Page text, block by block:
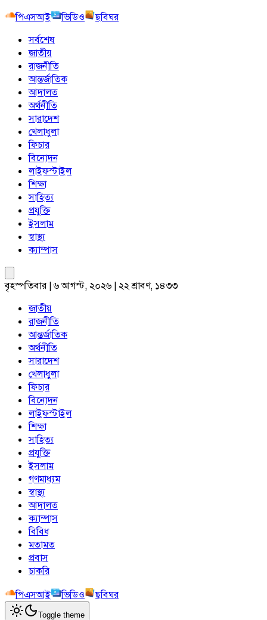
পিএসআই
ভিডিও
ছবিঘর
সর্বশেষ
জাতীয়
রাজনীতি
আন্তর্জাতিক
আদালত
অর্থনীতি
সারাদেশ
খেলাধুলা
ফিচার
বিনোদন
লাইফস্টাইল
শিক্ষা
সাহিত্য
প্রযুক্তি
ইসলাম
স্বাস্থ্য
ক্যাম্পাস
বৃহস্পতিবার | ৬ আগস্ট, ২০২৬ | ২২ শ্রাবণ, ১৪৩৩
জাতীয়
রাজনীতি
আন্তর্জাতিক
অর্থনীতি
সারাদেশ
খেলাধুলা
ফিচার
বিনোদন
লাইফস্টাইল
শিক্ষা
সাহিত্য
প্রযুক্তি
ইসলাম
গণমাধ্যম
স্বাস্থ্য
আদালত
ক্যাম্পাস
বিবিধ
মতামত
প্রবাস
চাকরি
পিএসআই
ভিডিও ছবিঘর
Toggle theme